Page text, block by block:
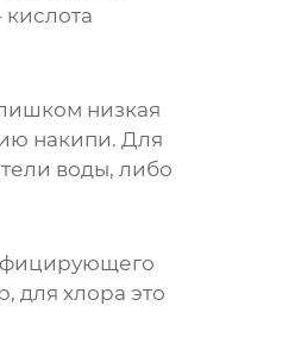
низкая
накипи. Для
воды, либо
для хлора это